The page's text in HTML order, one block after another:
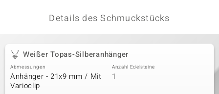
Details des Schmuckstücks
Weißer Topas-Silberanhänger
Abmessungen
Anhänger - 21x9 mm / Mit
Varioclip
Anzahl Edelsteine
1